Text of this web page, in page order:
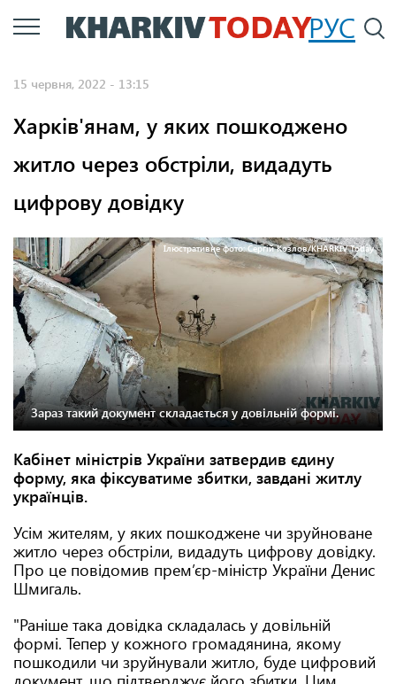
Перейти
до
РУС
15 червня, 2022 - 13:15
Харків'янам, у яких пошкоджено
житло через обстріли, видадуть
цифрову довідку
Ілюстративне фото: Сергій Козлов/KHARKIV Today
Зараз такий документ складається у довільній формі.
Кабінет міністрів України затвердив єдину
форму, яка фіксуватиме збитки, завдані житлу
українців.
Усім жителям, у яких пошкоджене чи зруйноване
житло через обстріли, видадуть цифрову довідку.
Про це повідомив прем’єр-міністр України Денис
Шмигаль.
"Раніше така довідка складалась у довільній
формі. Тепер у кожного громадянина, якому
пошкодили чи зруйнували житло, буде цифровий